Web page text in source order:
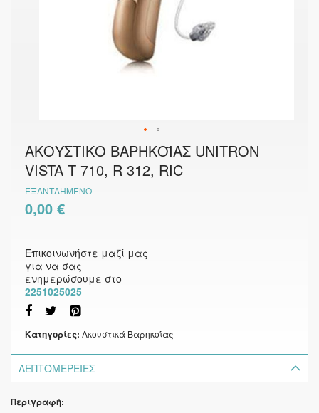
Μετάβαση
στην
αρχή
της
συλλογής
εικόνων
ΑΚΟΥΣΤΙΚΟ ΒΑΡΗΚΟΪΑΣ UNITRON
VISTA T 710, R 312, RIC
ΕΞΑΝΤΛΗΜΈΝΟ
0,00 €
Επικοινωνήστε μαζί μας
για να σας
ενημερώσουμε στο
2251025025
Κατηγορίες: Ακουστικά Βαρηκοΐας
ΛΕΠΤΟΜΈΡΕΙΕΣ
Περιγραφή: